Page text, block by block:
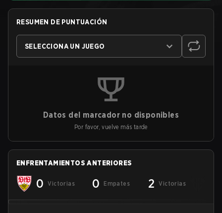
RESUMEN DE PUNTUACIÓN
SELECCIONA UN JUEGO
Datos del marcador no disponibles
Por favor, vuelve más tarde
ENFRENTAMIENTOS ANTERIORES
0 Victorias 0 Empates 2 Victorias